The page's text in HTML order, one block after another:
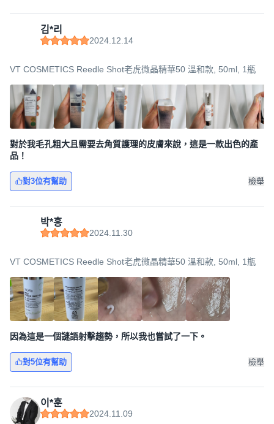
김*리
2024.12.14
VT COSMETICS Reedle Shot老虎微晶精華50 溫和款, 50ml, 1瓶
對於我毛孔粗大且需要去角質護理的皮膚來說，這是一款出色的產
品！
對3位有幫助 檢舉
박*흥
2024.11.30
VT COSMETICS Reedle Shot老虎微晶精華50 溫和款, 50ml, 1瓶
因為這是一個謎語射擊趨勢，所以我也嘗試了一下。
對5位有幫助 檢舉
이*훈
2024.11.09